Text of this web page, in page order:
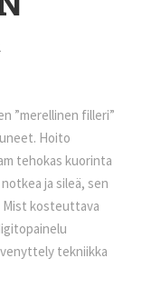
”merellinen filleri”
Hoito
tehokas kuorinta
ja sileä, sen
Mist kosteuttava
tekniikka